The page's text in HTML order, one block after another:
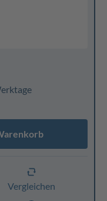
Vergleichen